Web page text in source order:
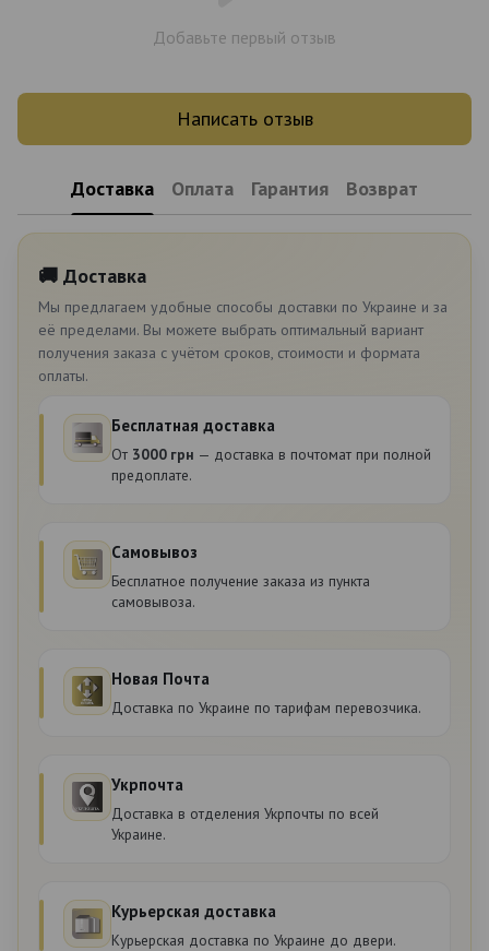
Добавьте первый отзыв
Написать отзыв
Доставка Оплата Гарантия Возврат
🚚 Доставка
Мы предлагаем удобные способы доставки по Украине и за
её пределами. Вы можете выбрать оптимальный вариант
получения заказа с учётом сроков, стоимости и формата
оплаты.
Бесплатная доставка
От 3000 грн — доставка в почтомат при полной
предоплате.
Самовывоз
Бесплатное получение заказа из пункта
самовывоза.
Новая Почта
Доставка по Украине по тарифам перевозчика.
Укрпочта
Доставка в отделения Укрпочты по всей
Украине.
Курьерская доставка
Курьерская доставка по Украине до двери.